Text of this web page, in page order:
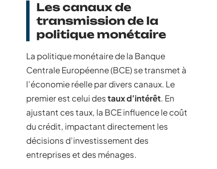
Les canaux de
transmission de la
politique monétaire
La politique monétaire de la Banque
Centrale Européenne (BCE) se transmet à
l’économie réelle par divers canaux. Le
premier est celui destaux d’intérêt. En
ajustant ces taux, la BCE influence le coût
du crédit, impactant directement les
décisions d’investissement des
entreprises et des ménages.